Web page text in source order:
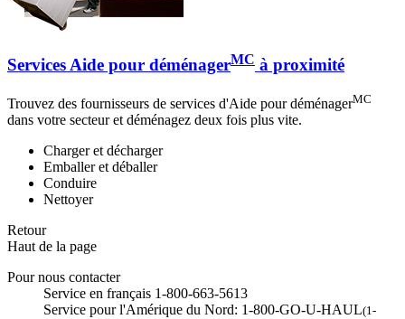
Services Aide pour déménagerMC à proximité
Trouvez des fournisseurs de services d'Aide pour déménagerMC
dans votre secteur et déménagez deux fois plus vite.
Charger et décharger
Emballer et déballer
Conduire
Nettoyer
Retour
Haut de la page
Pour nous contacter
Service en français 1-800-663-5613
Service pour l'Amérique du Nord: 1-800-GO-U-HAUL(1-